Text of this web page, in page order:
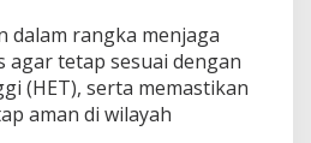
dalam rangka menjaga
agar tetap sesuai dengan
(HET), serta memastikan
aman di wilayah